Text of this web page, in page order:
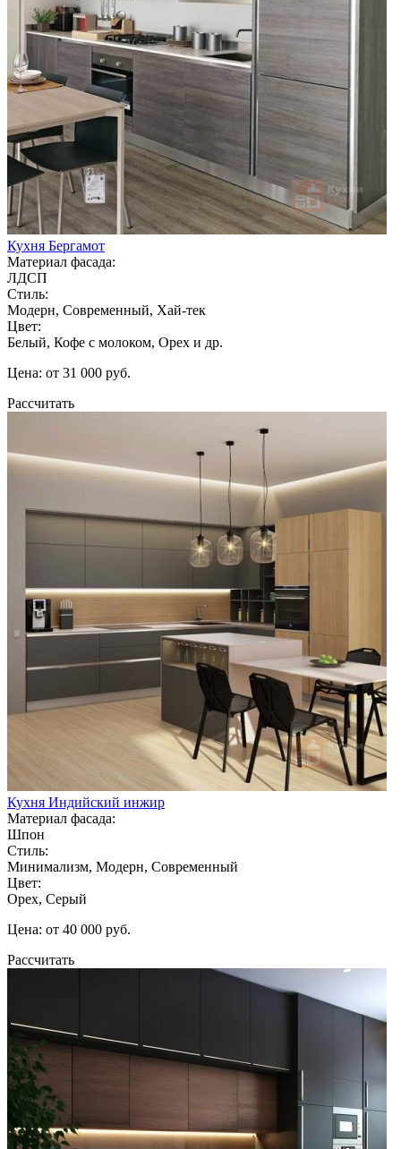
Кухня Бергамот
Материал фасада:
ЛДСП
Стиль:
Модерн, Современный, Хай-тек
Цвет:
Белый, Кофе с молоком, Орех и др.
Цена: от 31 000 руб.
Рассчитать
Кухня Индийский инжир
Материал фасада:
Шпон
Стиль:
Минимализм, Модерн, Современный
Цвет:
Орех, Серый
Цена: от 40 000 руб.
Рассчитать